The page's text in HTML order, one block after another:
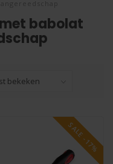
babolat
SALE -17%